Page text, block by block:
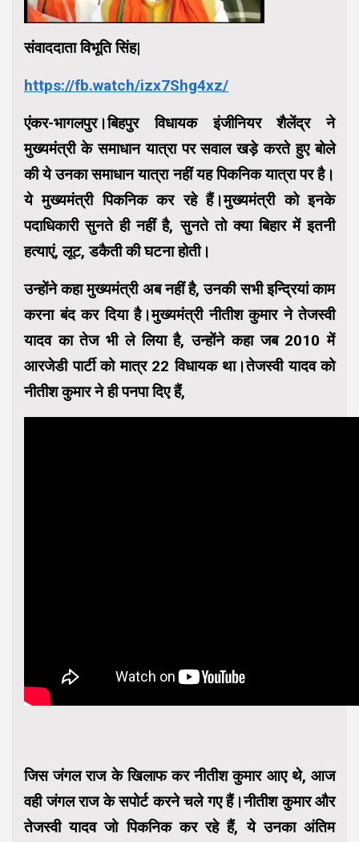
संवाददाता विभूति सिंह|
https://fb.watch/izx7Shg4xz/
एंकर-भागलपुर।बिहपुर विधायक इंजीनियर शैलेंद्र ने
मुख्यमंत्री के समाधान यात्रा पर सवाल खड़े करते हुए बोले
की ये उनका समाधान यात्रा नहीं यह पिकनिक यात्रा पर है।
ये मुख्यमंत्री पिकनिक कर रहे हैं।मुख्यमंत्री को इनके
पदाधिकारी सुनते ही नहीं है, सुनते तो क्या बिहार में इतनी
हत्याएं, लूट, डकैती की घटना होती।
उन्होंने कहा मुख्यमंत्री अब नहीं है, उनकी सभी इन्द्रियां काम
करना बंद कर दिया है।मुख्यमंत्री नीतीश कुमार ने तेजस्वी
यादव का तेज भी ले लिया है, उन्होंने कहा जब 2010 में
आरजेडी पार्टी को मात्र 22 विधायक था।तेजस्वी यादव को
नीतीश कुमार ने ही पनपा दिए हैं,
जिस जंगल राज के खिलाफ कर नीतीश कुमार आए थे, आज
वही जंगल राज के सपोर्ट करने चले गए हैं।नीतीश कुमार और
तेजस्वी यादव जो पिकनिक कर रहे हैं, ये उनका अंतिम